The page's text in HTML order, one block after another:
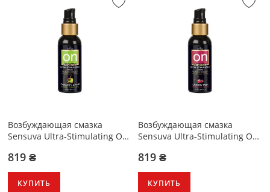
Возбуждающая смазка
Sensuva Ultra-Stimulating On
819 ₴
КУПИТЬ
Возбуждающая смазка
Sensuva Ultra-Stimulating On
819 ₴
КУПИТЬ